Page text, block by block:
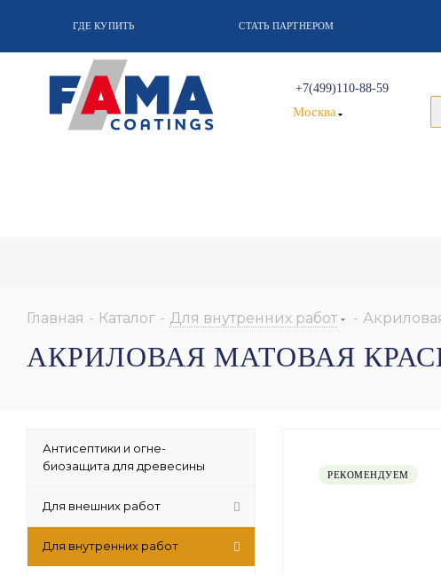
ГДЕ КУПИТЬ СТАТЬ ПАРТНЕРОМ
+7(499)110-88-59
Москва
Главная - Каталог - Для внутренних работ -
АКРИЛОВАЯ МАТОВАЯ
РЕКОМЕНДУЕМ
Антисептики и огне-
биозащита для древесины
Для внешних работ
Для внутренних работ